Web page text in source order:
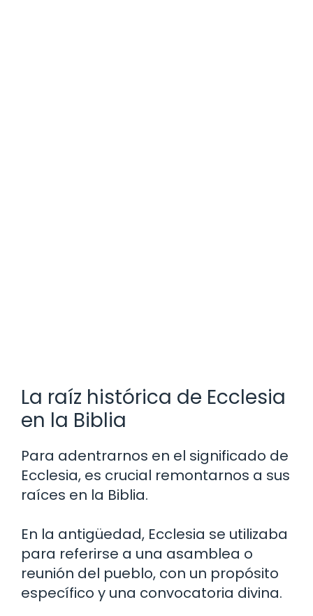
La raíz histórica de Ecclesia
en la Biblia
Para adentrarnos en el significado de
Ecclesia, es crucial remontarnos a sus
raíces en la Biblia.
En la antigüedad, Ecclesia se utilizaba
para referirse a una asamblea o
reunión del pueblo, con un propósito
específico y una convocatoria divina.